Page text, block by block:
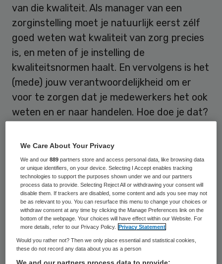
van die kwaliteit. Als manager van een
zorginstelling moet je natuurlijk eerst zélf
goed weten wat kwaliteit van zorg precies
is, en meten of je instelling de
kwaliteitsnormen haalt. En vervolgens is het
(mede) jouw verantwoordelijkheid om er
voor te zorgen dat je medewerkers het ook
weten en er naar handelen. Hoe doe je dat?
Audit en feedback
In essentie heb je drie manieren tot je
beschikking. Je kunt je zorgverleners
voorzien van nuttige informatie (de
cognitieve aanpak), je kunt de juiste
voorwaarden in de organisatie creëren (de
management aanpak) en je kunt de
boodschap op een aantrekkelijke manier
We Care About Your Privacy
We and our889 partners store and access personal data, like browsing data
or unique identifiers, on your device. Selecting I Accept enables tracking
technologies to support the purposes shown under we and our partners
process data to provide. Selecting Reject All or withdrawing your consent will
disable them. If trackers are disabled, some content and ads you see may not
be as relevant to you. You can resurface this menu to change your choices or
withdraw consent at any time by clicking the Manage Preferences link on the
bottom of the webpage. Your choices will have effect within our Website. For
more details, refer to our Privacy Policy.
Privacy Statement
Would you rather not? Then we only place essential and statistical cookies,
these do not record any data about you as a person